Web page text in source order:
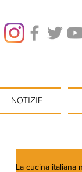
NOTIZIE
La cucina italiana